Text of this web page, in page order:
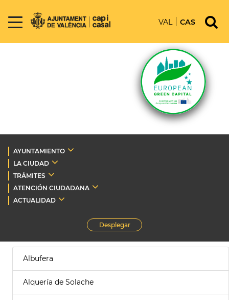
VAL CAS
AYUNTAMIENTO
LA CIUDAD
TRÁMITES
ATENCIÓN CIUDADANA
ACTUALIDAD
Desplegar
Albufera
Alquería de Solache